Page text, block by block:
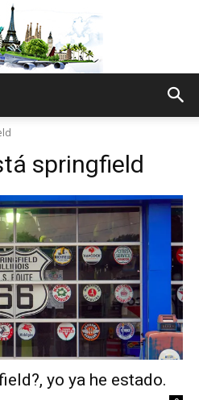
World
Thru
My
springfield
yo ya he estado.